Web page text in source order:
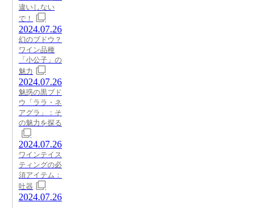
違いしない
で！
2024.07.26
幻のブドウ？
ワイン品種
「小公子」の
魅力
2024.07.26
魅惑の黒ブド
ウ「ララ・ネ
アグラ」：そ
の魅力を探る
2024.07.26
ワインテイス
ティングの必
須アイテム：
吐器
2024.07.26